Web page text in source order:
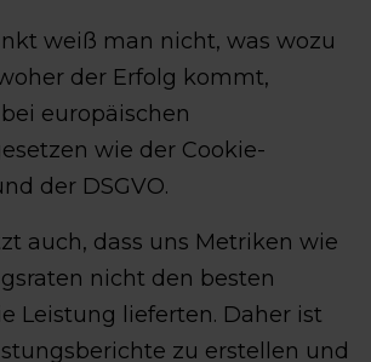
weiß man nicht, was wozu
der Erfolg kommt,
europäischen
wie der Cookie-
der DSGVO.
auch, dass uns Metriken wie
nicht den besten
Leistung lieferten. Daher ist
zu erstellen und